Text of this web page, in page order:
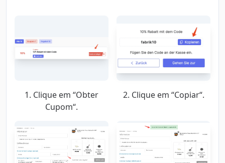
1. Clique em “Obter
Cupom“.
2. Clique em “Copiar“.